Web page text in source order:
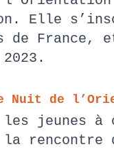
Elle
de France,
Nuit de
les jeunes
rencontre